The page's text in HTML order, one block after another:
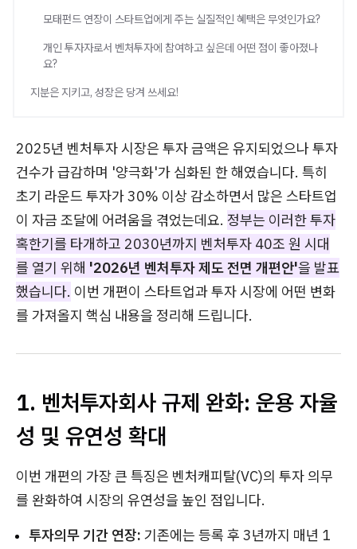
모태펀드 연장이 스타트업에게 주는 실질적인 혜택은 무엇인가요?
개인 투자자로서 벤처투자에 참여하고 싶은데 어떤 점이 좋아졌나
요?
지분은 지키고, 성장은 당겨 쓰세요!
2025년 벤처투자 시장은 투자 금액은 유지되었으나 투자
건수가 급감하며 '양극화'가 심화된 한 해였습니다. 특히
초기 라운드 투자가 30% 이상 감소하면서 많은 스타트업
이 자금 조달에 어려움을 겪었는데요. 정부는 이러한 투자
혹한기를 타개하고 2030년까지 벤처투자 40조 원 시대
를 열기 위해 '2026년 벤처투자 제도 전면 개편안'을 발표
했습니다. 이번 개편이 스타트업과 투자 시장에 어떤 변화
를 가져올지 핵심 내용을 정리해 드립니다.
1. 벤처투자회사 규제 완화: 운용 자율
성 및 유연성 확대
이번 개편의 가장 큰 특징은 벤처캐피탈(VC)의 투자 의무
를 완화하여 시장의 유연성을 높인 점입니다.
투자의무 기간 연장: 기존에는 등록 후 3년까지 매년 1